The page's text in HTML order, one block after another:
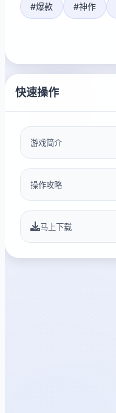
#爆款 #神作
快速操作
游戏简介
操作攻略
马上下载